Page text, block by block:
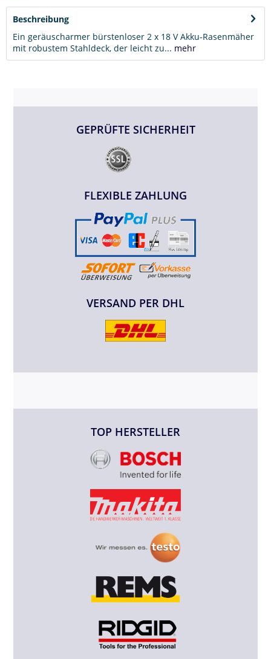
Beschreibung
Ein geräuscharmer bürstenloser 2 x 18 V Akku-Rasenmäher
mit robustem Stahldeck, der leicht zu... mehr
GEPRÜFTE SICHERHEIT
FLEXIBLE ZAHLUNG
VERSAND PER DHL
TOP HERSTELLER